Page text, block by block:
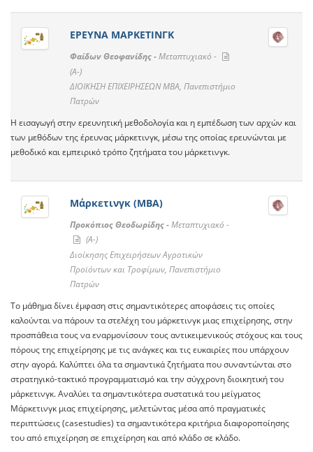
ΕΡΕΥΝΑ ΜΑΡΚΕΤΙΝΓΚ
Φαίδων Θεοφανίδης -Μεταπτυχιακό -
(A-)
ΔΙΟΙΚΗΣΗ ΕΠΙΧΕΙΡΗΣΕΩΝ ΜΒΑ, Πανεπιστήμιο
Πατρών
Η εισαγωγή στην ερευνητική μεθοδολογία και η εμπέδωση των αρχών και
των μεθόδων της έρευνας μάρκετινγκ, μέσω της οποίας ερευνώνται με
μεθοδικό και εμπειρικό τρόπο ζητήματα του μάρκετινγκ.
Μάρκετινγκ (ΜΒΑ)
Προκόπιος Θεοδωρίδης -Μεταπτυχιακό -
(A-)
Διοίκησης Επιχειρήσεων Αγροτικών
Προϊόντων και Τροφίμων, Πανεπιστήμιο
Πατρών
Το μάθημα δίνει έμφαση στις σημαντικότερες αποφάσεις τις οποίες
καλούνται να πάρουν τα στελέχη του μάρκετινγκ μιας επιχείρησης, στην
προσπάθεια τους να εναρμονίσουν τους αντικειμενικούς στόχους και τους
πόρους της επιχείρησης με τις ανάγκες και τις ευκαιρίες που υπάρχουν
στην αγορά. Καλύπτει όλα τα σημαντικά ζητήματα που συναντώνται στο
στρατηγικό-τακτικό προγραμματισμό και την σύγχρονη διοικητική του
μάρκετινγκ. Αναλύει τα σημαντικότερα συστατικά του μείγματος
Μάρκετινγκ μιας επιχείρησης, μελετώντας μέσα από πραγματικές
περιπτώσεις (casestudies) τα σημαντικότερα κριτήρια διαφοροποίησης
του από επιχείρηση σε επιχείρηση και από κλάδο σε κλάδο.